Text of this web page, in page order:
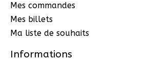
Mes commandes
Mes billets
Ma liste de souhaits
Informations